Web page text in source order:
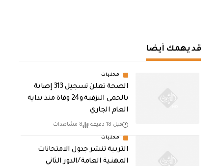
قد يهمك أيضا
محليات
الصحة تعلن تسجيل 313 إصابة
بالحمى النزفية و24 وفاة منذ بداية
العام الجاري
قبل 18 دقيقة 8 مشاهدات
محليات
التربية تنشر جدول الامتحانات
المهنية العامة /الدور الثاني